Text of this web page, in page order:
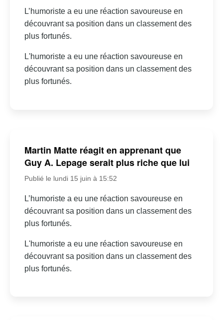
L’humoriste a eu une réaction savoureuse en
découvrant sa position dans un classement des
plus fortunés.
L'humoriste a eu une réaction savoureuse en
découvrant sa position dans un classement des
plus fortunés.
Martin Matte réagit en apprenant que
Guy A. Lepage serait plus riche que lui
Publié le lundi 15 juin à 15:52
L’humoriste a eu une réaction savoureuse en
découvrant sa position dans un classement des
plus fortunés.
L'humoriste a eu une réaction savoureuse en
découvrant sa position dans un classement des
plus fortunés.